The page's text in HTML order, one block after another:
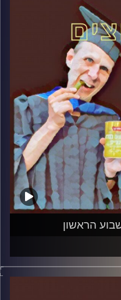
גלעד
הגיבוש
הראשון